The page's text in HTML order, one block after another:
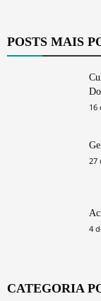
POSTS MAIS
16
27
4
CATEGORIA